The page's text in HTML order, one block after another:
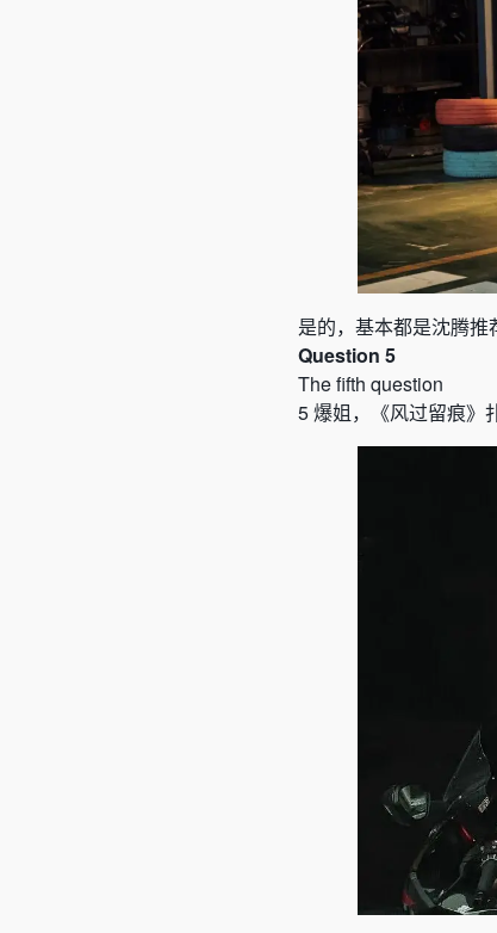
是的，基本都是沈腾
Question 5
The fifth question
5爆姐， 《风过留痕》